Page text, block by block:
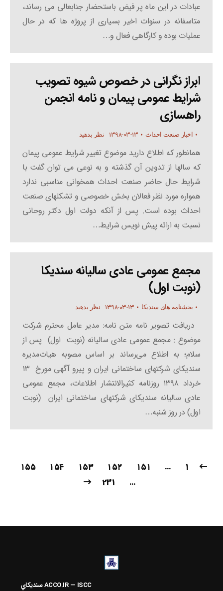
عبادات در این ماه پر فیض باستحضار جنابعالی می رساند،
متاسفانه در سنوات اخیر بسیاری از پروژه ها که در حال
عملیات بوده و کارگاهی فعال و…
ابراز نگرانی در خصوص شیوه تصویب
شرایط عمومی پیمان و نامه انجمن
راهسازی
اخبار صنعت احداث ۱۳۹۸-۰۳-۱۳ نظر بدهید
همانطور که اطلاع دارید موضوع تغییر شرایط عمومی پیمان
که سالها از تدوین آن گذشته و به نوعی می توان گفت با
شرایط حال حاضر صنعت احداث همخوانی مناسبی ندارد
همواره مورد نظر فعالان بخش خصوصی و تشکلهای صنعت
احداث بوده است. پس از آنکه دولت اول دکتر روحانی
نسبت به ارائه پیش نویس شرایط…
مجمع عمومی عادی سالیانه سندیکا
(نوبت اول)
بخشنامه های سندیکا ۱۳۹۸-۰۳-۱۳ نظر بدهید
دریافت تصویر نامه متن نامه: مدیر عامل محترم شرکت
موضوع : مجمع عمومی عادی سالیانه (نوبت اول) پس از
سلام؛ به اطلاع می‌رساند بر اساس مصوبه هیات‌مدیره
سندیکای شرکتهای ساختمانی ایران و پیرو آگهی مورخ ۱۳
خرداد ۱۳۹۸ روزنامه کثیرالانتشار اطلاعات، مجمع عمومی
عادی سالیانه سندیکای شرکتهای ساختمانی ایران (نوبت
اول) در روز شنبه…
1
… ۱۵۱ ۱۵۲ ۱۵۳ ۱۵۴
۱۵۵
…
231
ACCO.IR — ISCC سنديکاي